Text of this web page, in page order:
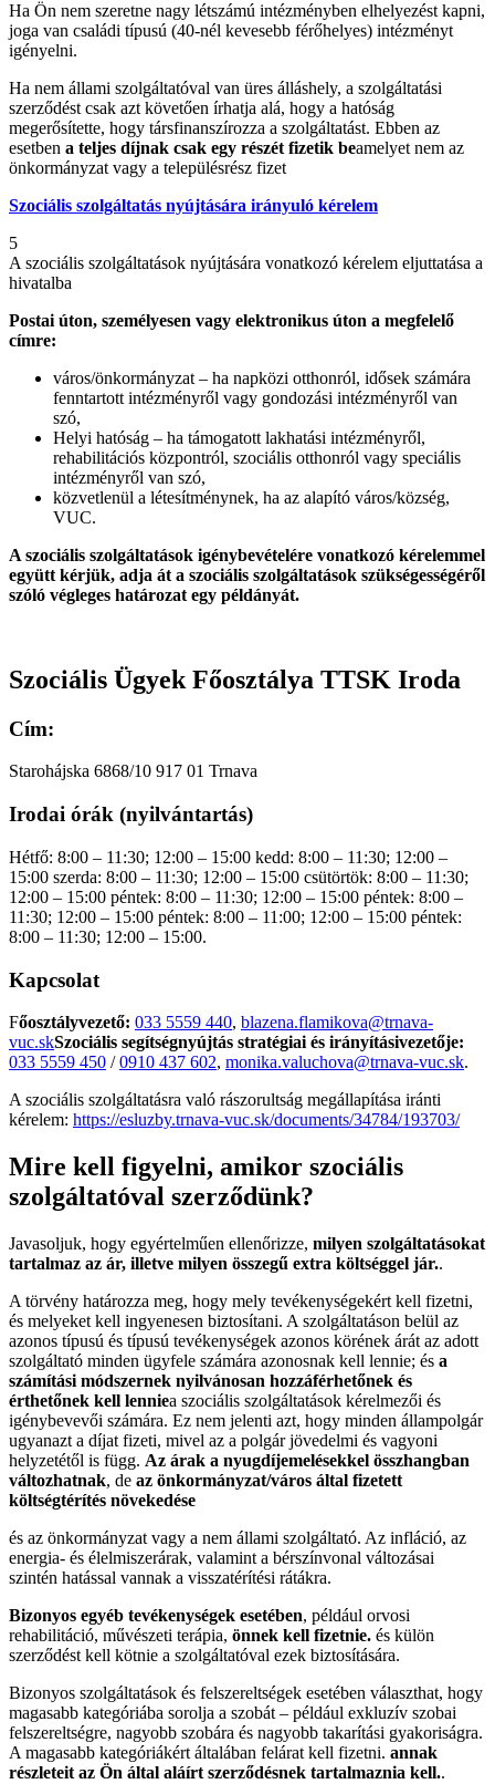
Ha Ön nem szeretne nagy létszámú intézményben elhelyezést kapni,
joga van családi típusú (40-nél kevesebb férőhelyes) intézményt
igényelni.
Ha nem állami szolgáltatóval van üres álláshely, a szolgáltatási
szerződést csak azt követően írhatja alá, hogy a hatóság
megerősítette, hogy társfinanszírozza a szolgáltatást. Ebben az
esetben a teljes díjnak csak egy részét fizetik beamelyet nem az
önkormányzat vagy a településrész fizet
Szociális szolgáltatás nyújtására irányuló kérelem
5
A szociális szolgáltatások nyújtására vonatkozó kérelem eljuttatása a
hivatalba
Postai úton, személyesen vagy elektronikus úton a megfelelő
címre:
város/önkormányzat – ha napközi otthonról, idősek számára
fenntartott intézményről vagy gondozási intézményről van
szó,
Helyi hatóság – ha támogatott lakhatási intézményről,
rehabilitációs központról, szociális otthonról vagy speciális
intézményről van szó,
közvetlenül a létesítménynek, ha az alapító város/község,
VUC.
A szociális szolgáltatások igénybevételére vonatkozó kérelemmel
együtt kérjük, adja át a szociális szolgáltatások szükségességéről
szóló végleges határozat egy példányát.
Szociális Ügyek Főosztálya TTSK Iroda
Cím:
Starohájska 6868/10 917 01 Trnava
Irodai órák (nyilvántartás)
Hétfő: 8:00 – 11:30; 12:00 – 15:00 kedd: 8:00 – 11:30; 12:00 –
15:00 szerda: 8:00 – 11:30; 12:00 – 15:00 csütörtök: 8:00 – 11:30;
12:00 – 15:00 péntek: 8:00 – 11:30; 12:00 – 15:00 péntek: 8:00 –
11:30; 12:00 – 15:00 péntek: 8:00 – 11:00; 12:00 – 15:00 péntek:
8:00 – 11:30; 12:00 – 15:00.
Kapcsolat
Főosztályvezető: 033 5559 440, blazena.flamikova@trnava-
vuc.skSzociális segítségnyújtás stratégiai és irányításivezetője:
033 5559 450 /0910 437 602, monika.valuchova@trnava-vuc.sk.
A szociális szolgáltatásra való rászorultság megállapítása iránti
kérelem: https://esluzby.trnava-vuc.sk/documents/34784/193703/
Mire kell figyelni, amikor szociális
szolgáltatóval szerződünk?
Javasoljuk, hogy egyértelműen ellenőrizze, milyen szolgáltatásokat
tartalmaz az ár, illetve milyen összegű extra költséggel jár..
A törvény határozza meg, hogy mely tevékenységekért kell fizetni,
és melyeket kell ingyenesen biztosítani. A szolgáltatáson belül az
azonos típusú és típusú tevékenységek azonos körének árát az adott
szolgáltató minden ügyfele számára azonosnak kell lennie; és a
számítási módszernek nyilvánosan hozzáférhetőnek és
érthetőnek kell lenniea szociális szolgáltatások kérelmezői és
igénybevevői számára. Ez nem jelenti azt, hogy minden állampolgár
ugyanazt a díjat fizeti, mivel az a polgár jövedelmi és vagyoni
helyzetétől is függ. Az árak a nyugdíjemelésekkel összhangban
változhatnak, de az önkormányzat/város által fizetett
költségtérítés növekedése
és az önkormányzat vagy a nem állami szolgáltató. Az infláció, az
energia- és élelmiszerárak, valamint a bérszínvonal változásai
szintén hatással vannak a visszatérítési rátákra.
Bizonyos egyéb tevékenységek esetében, például orvosi
rehabilitáció, művészeti terápia, önnek kell fizetnie. és külön
szerződést kell kötnie a szolgáltatóval ezek biztosítására.
Bizonyos szolgáltatások és felszereltségek esetében választhat, hogy
magasabb kategóriába sorolja a szobát – például exkluzív szobai
felszereltségre, nagyobb szobára és nagyobb takarítási gyakoriságra.
A magasabb kategóriákért általában felárat kell fizetni. annak
részleteit az Ön által aláírt szerződésnek tartalmaznia kell..